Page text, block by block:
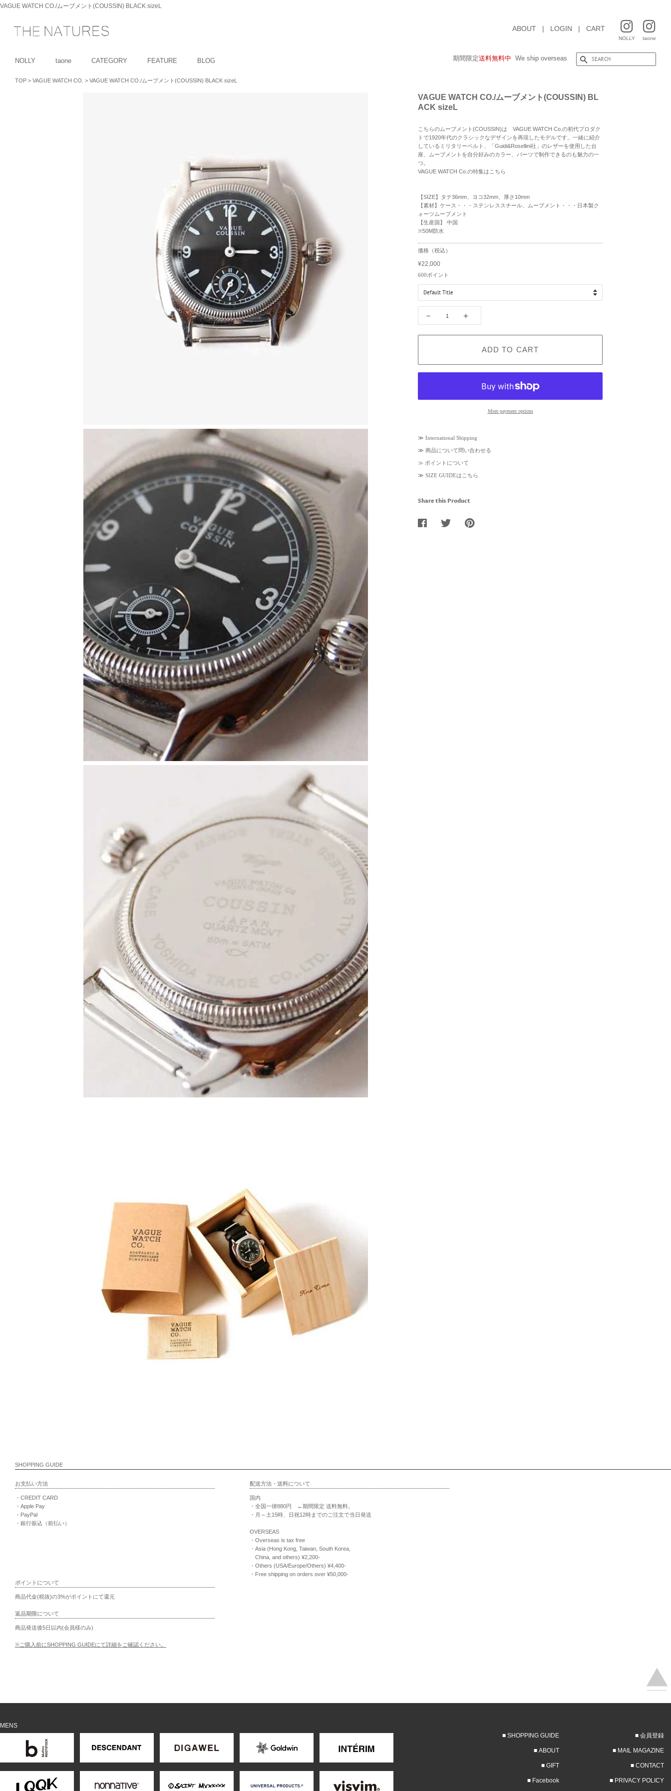
VAGUE WATCH CO./ムーブメント(COUSSIN) BLACK sizeL
taone
NOLLY
ABOUT | LOGIN | CART
NOLLY taone CATEGORY FEATURE BLOG 期間限定送料無料中 We ship overseas
TOP > VAGUE WATCH CO. > VAGUE WATCH CO./ムーブメント(COUSSIN) BLACK sizeL
VAGUE WATCH CO./ムーブメント(COUSSIN) BL
ACK sizeL
こちらのムーブメント(COUSSIN)は VAGUE WATCH Co.の初代プロダク
トで1920年代のクラシックなデザインを再現したモデルです。一緒に紹介
しているミリタリーベルト、「Guidi&Rosellini社」のレザーを使用した台
座、ムーブメントを自分好みのカラー、パーツで制作できるのも魅力の一
つ。
VAGUE WATCH Co.の特集はこちら
【SIZE】タテ36mm、ヨコ32mm、厚さ10mm
【素材】ケース・・・ステンレススチール、ムーブメント・・・日本製ク
ォーツムーブメント
【生産国】 中国
※50M防水
R
e
g
u
p
i
価格（税込）
S
a
r
c
¥22,000
600ポイント
－ ＋
ADD TO CART
More payment options
≫ International Shipping
≫ 商品について問い合わせる
≫ ポイントについて
≫ SIZE GUIDEはこちら
Share this Product
SHOPPING GUIDE
お支払い方法
・CREDIT CARD
・Apple Pay
・PayPal
・銀行振込（前払い）
配送方法・送料について
国内
・全国一律880円 ←期間限定 送料無料。
・月～土15時、日祝12時までのご注文で当日発送
OVERSEAS
・Overseas is tax free
・Asia (Hong Kong, Taiwan, South Korea,
China, and others) ¥2,200-
・Others (USA/Europe/Others) ¥4,400-
・Free shipping on orders over ¥50,000-
ポイントについて
商品代金(税抜)の3%がポイントにて還元
返品期限について
商品発送後5日以内(会員様のみ)
※ご購入前にSHOPPING GUIDEにて詳細をご確認ください。
MENS
■ 会員登録
■ MAIL MAGAZINE
■ CONTACT
■ PRIVACY POLICY
■ SHOPPING GUIDE
■ ABOUT
■ GIFT
■ Facebook